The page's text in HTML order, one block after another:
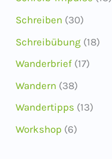
Schreiben (30)
Schreibübung (18)
Wanderbrief (17)
Wandern (38)
Wandertipps (13)
Workshop (6)